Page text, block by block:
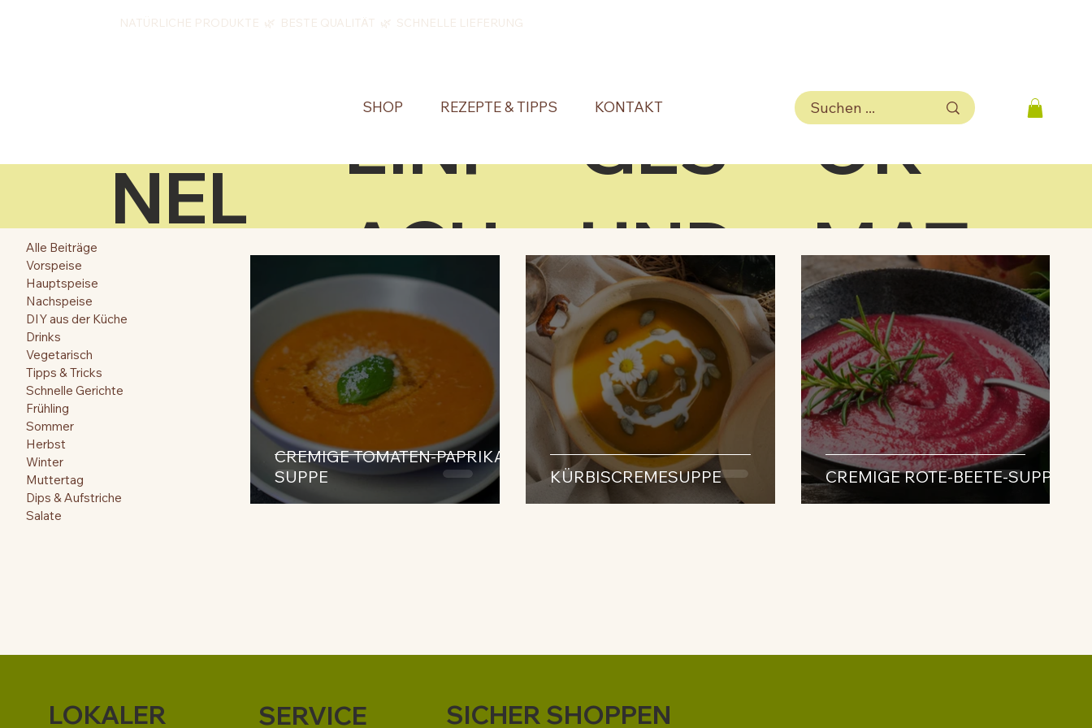
NATÜRLICHE PRODUKTE 🌿 BESTE QUALITÄT 🌿 SCHNELLE LIEFERUNG
SHOP REZEPTE & TIPPS KONTAKT
NEL
L
EINF
ACH
GES
UND
OR
MAT
IV
Alle Beiträge
Vorspeise
Hauptspeise
Nachspeise
DIY aus der Küche
Drinks
Vegetarisch
Tipps & Tricks
Schnelle Gerichte
Frühling
Sommer
Herbst
Winter
Muttertag
Dips & Aufstriche
Salate
CREMIGE TOMATEN-PAPRIKA-
SUPPE
KÜRBISCREMESUPPE CREMIGE ROTE-BEETE-SUPPE
LOKALER SERVICE SICHER SHOPPEN